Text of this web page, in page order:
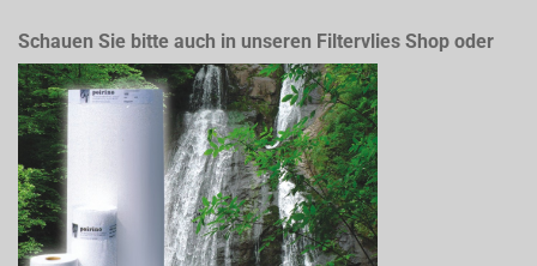
Schauen Sie bitte auch in unseren Filtervlies Shop oder